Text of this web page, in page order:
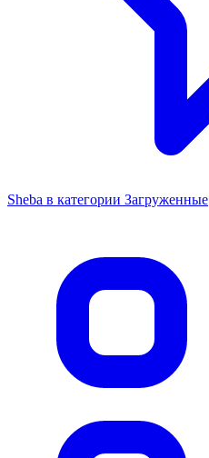
Sheba в категории Загруженные